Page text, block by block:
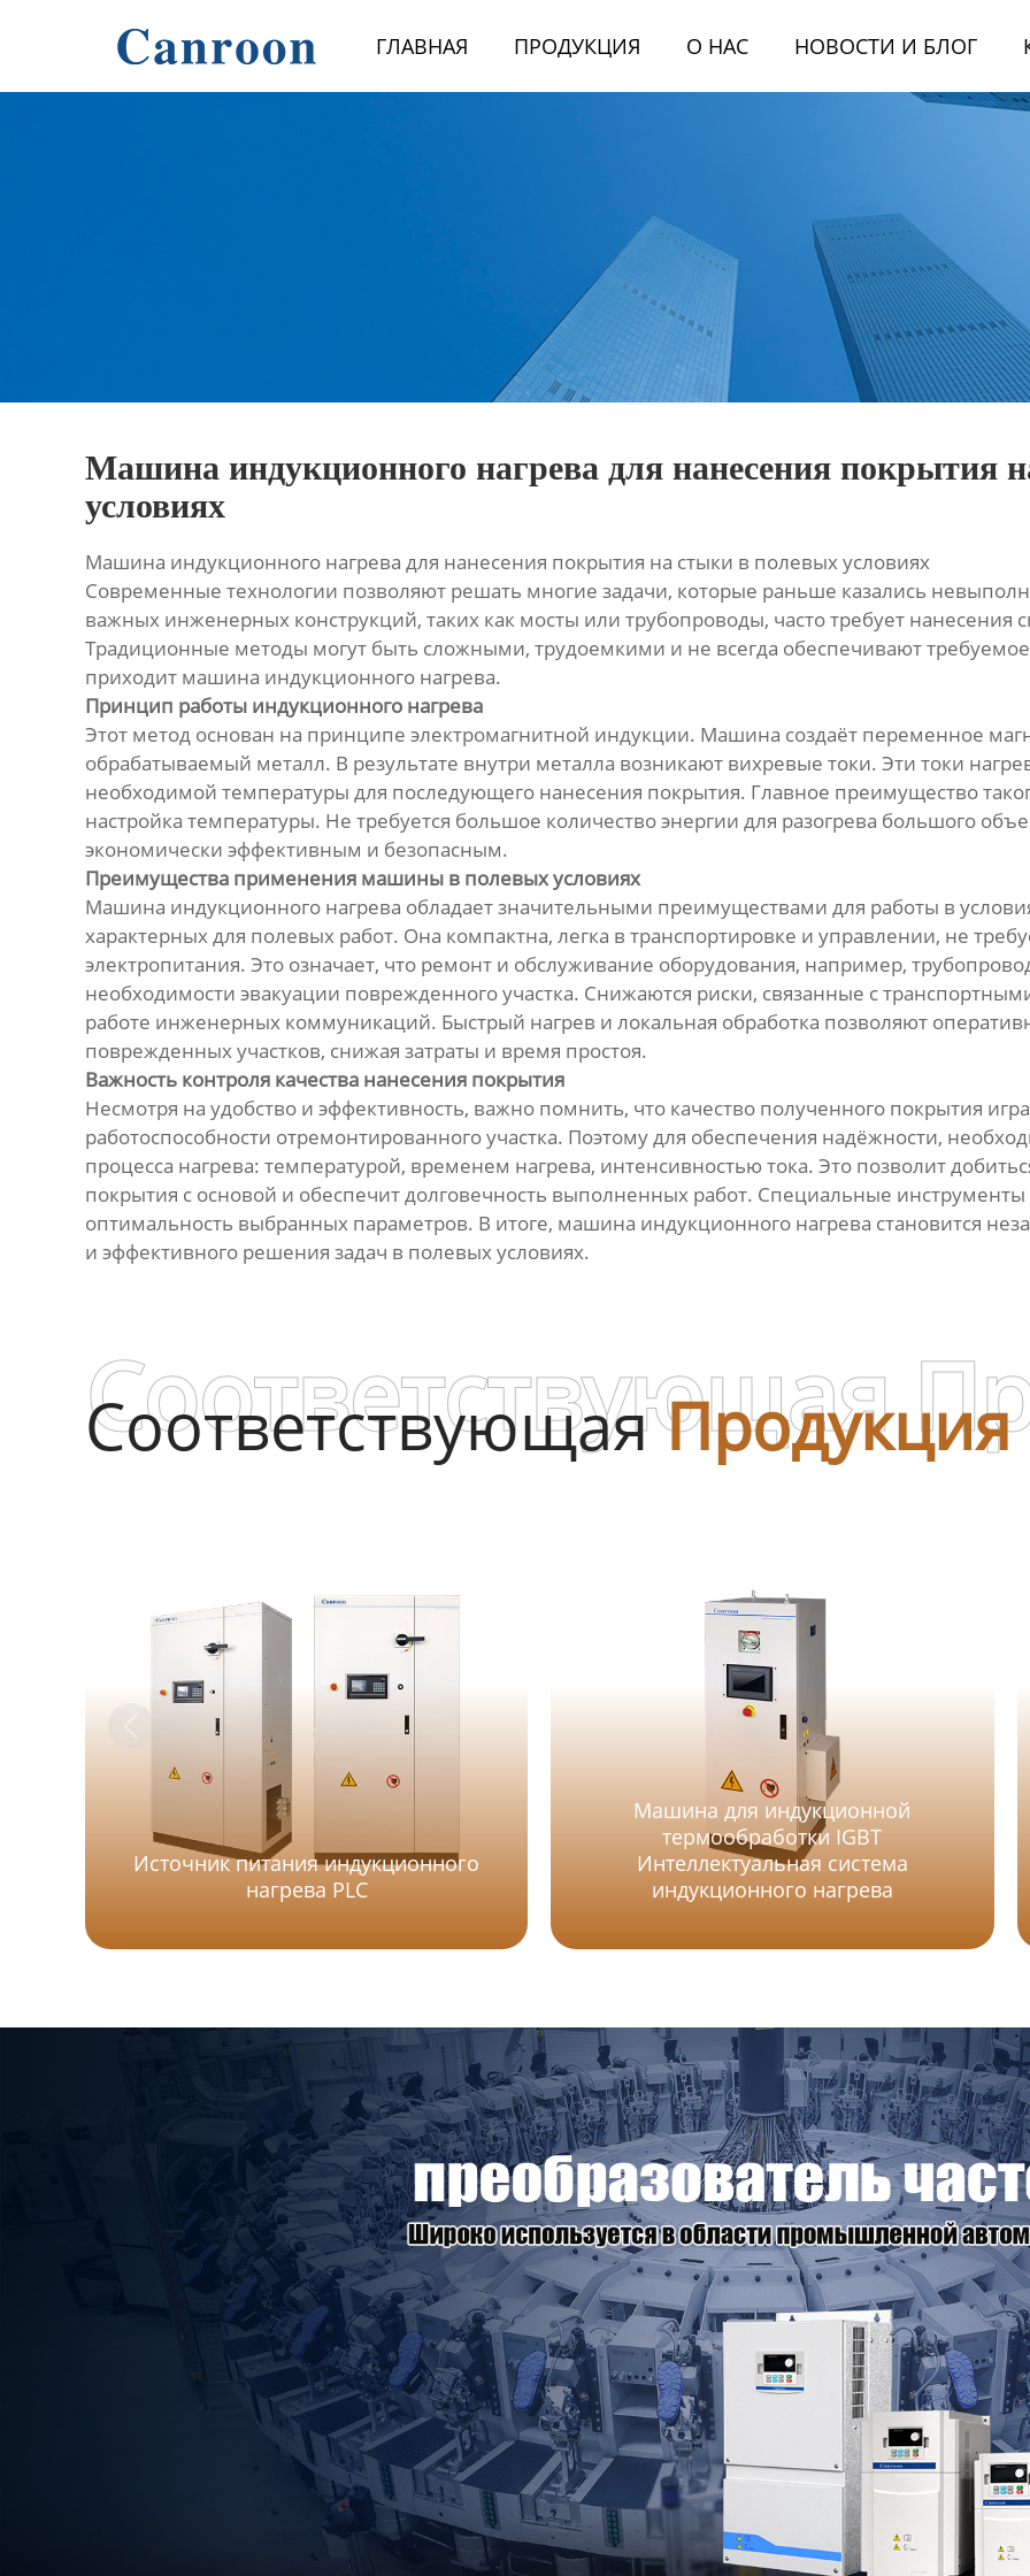
ГЛАВНАЯ ПРОДУКЦИЯ О НАС НОВОСТИ И БЛОГ
Машина индукционного нагрева для нанесения покрытия
условиях
Машина индукционного нагрева для нанесения покрытия на стыки в полевых условиях
Современные технологии позволяют решать многие задачи, которые раньше казались
важных инженерных конструкций, таких как мосты или трубопроводы, часто требует нанесения
Традиционные методы могут быть сложными, трудоемкими и не всегда обеспечивают
приходит машина индукционного нагрева.
Принцип работы индукционного нагрева
Этот метод основан на принципе электромагнитной индукции. Машина создаёт переменное
обрабатываемый металл. В результате внутри металла возникают вихревые токи. Эти токи
необходимой температуры для последующего нанесения покрытия. Главное преимущество
настройка температуры. Не требуется большое количество энергии для разогрева большого
экономически эффективным и безопасным.
Преимущества применения машины в полевых условиях
Машина индукционного нагрева обладает значительными преимуществами для работы в
характерных для полевых работ. Она компактна, легка в транспортировке и управлении, не
электропитания. Это означает, что ремонт и обслуживание оборудования, например,
необходимости эвакуации поврежденного участка. Снижаются риски, связанные с
работе инженерных коммуникаций. Быстрый нагрев и локальная обработка позволяют
поврежденных участков, снижая затраты и время простоя.
Важность контроля качества нанесения покрытия
Несмотря на удобство и эффективность, важно помнить, что качество полученного покрытия
работоспособности отремонтированного участка. Поэтому для обеспечения надёжности,
процесса нагрева: температурой, временем нагрева, интенсивностью тока. Это позволит
покрытия с основой и обеспечит долговечность выполненных работ. Специальные инструменты
оптимальность выбранных параметров. В итоге, машина индукционного нагрева становится
и эффективного решения задач в полевых условиях.
СоответствующаяПродукция
Соответствующая
Источник питания индукционного
нагрева PLC
Машина для индукционной
термообработки IGBT
Интеллектуальная система
индукционного нагрева